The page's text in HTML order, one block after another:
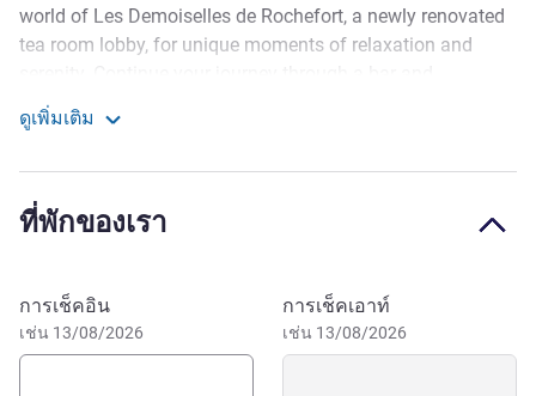
รายละเอียด
world of Les Demoiselles de Rochefort, a newly renovated
tea room lobby, for unique moments of relaxation and
breakfast room focused on the renowned Comic Festival,
held every year in Rochefort. Sip a drink with family, friends
Located in the heart of the downtown area, just steps from
major highways, Rochefort and its cultural and maritime
heritage will captivate you. Stroll along the Charente River,
visit the Arsenal des Mers (Naval Dockyard), discover the
ดูเพิ่มเติม
ที่พักของเรา
จองโรงแรมนี้
การเช็คอิน
เช่น 13/08/2026
การเช็คเอาท์
เช่น 13/08/2026